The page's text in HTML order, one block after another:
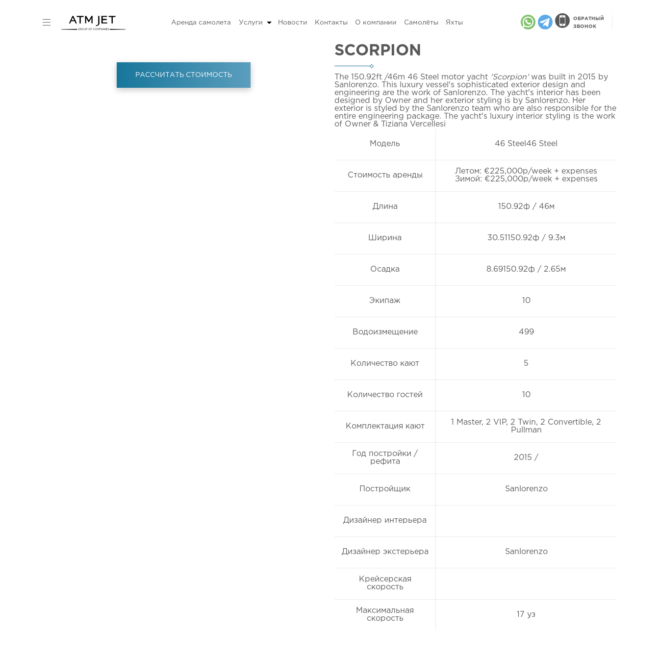
Аренда самолета Услуги Новости Контакты О компании Самолёты Яхты
ОБРАТНЫЙ
ЗВОНОК
РАССЧИТАТЬ СТОИМОСТЬ
SCORPION
The 150.92ft /46m 46 Steel motor yacht 'Scorpion'was built in 2015 by
Sanlorenzo. This luxury vessel's sophisticated exterior design and
engineering are the work of Sanlorenzo. The yacht's interior has been
designed by Owner and her exterior styling is by Sanlorenzo. Her
exterior is styled by the Sanlorenzo team who are also responsible for the
entire engineering package. The yacht's luxury interior styling is the work
of Owner & Tiziana Vercellesi
Модель 46 Steel46 Steel
Стоимость аренды
Летом: €225,000p/week + expenses
Зимой: €225,000p/week + expenses
Длина 150.92ф / 46м
Ширина 30.51150.92ф / 9.3м
Осадка 8.69150.92ф / 2.65м
Экипаж 10
Водоизмещение 499
Количество кают 5
Количество гостей 10
Комплектация кают
1 Master, 2 VIP, 2 Twin, 2 Convertible, 2
Pullman
Год постройки /
рефита
2015 /
Постройщик Sanlorenzo
Дизайнер интерьера
Дизайнер экстерьера Sanlorenzo
Крейсерская
скорость
Максимальная
скорость
17 уз